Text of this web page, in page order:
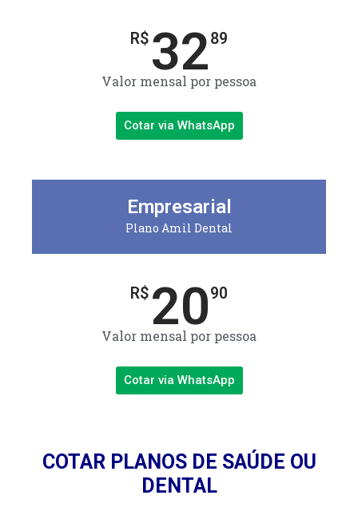
R$ 3289
Valor mensal por pessoa
Cotar via WhatsApp
Empresarial
Plano Amil Dental
R$ 2090
Valor mensal por pessoa
Cotar via WhatsApp
COTAR PLANOS DE SAÚDE OU
DENTAL